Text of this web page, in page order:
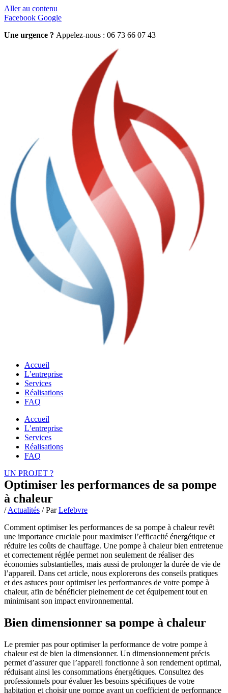
Aller au contenu
Facebook Google
Une urgence ? Appelez-nous : 06 73 66 07 43
Accueil
L’entreprise
Services
Réalisations
FAQ
Accueil
L’entreprise
Services
Réalisations
FAQ
UN PROJET ?
Optimiser les performances de sa pompe
à chaleur
/Actualités / ParLefebvre
Comment optimiser les performances de sa pompe à chaleur revêt
une importance cruciale pour maximiser l’efficacité énergétique et
réduire les coûts de chauffage. Une pompe à chaleur bien entretenue
et correctement réglée permet non seulement de réaliser des
économies substantielles, mais aussi de prolonger la durée de vie de
l’appareil. Dans cet article, nous explorerons des conseils pratiques
et des astuces pour optimiser les performances de votre pompe à
chaleur, afin de bénéficier pleinement de cet équipement tout en
minimisant son impact environnemental.
Bien dimensionner sa pompe à chaleur
Le premier pas pour optimiser la performance de votre pompe à
chaleur est de bien la dimensionner. Un dimensionnement précis
permet d’assurer que l’appareil fonctionne à son rendement optimal,
réduisant ainsi les consommations énergétiques. Consultez des
professionnels pour évaluer les besoins spécifiques de votre
habitation et choisir une pompe ayant un coefficient de performance